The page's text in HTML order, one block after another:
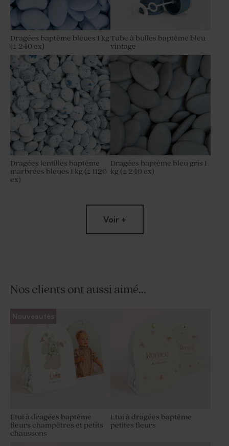
Dragées baptême bleues 1 kg
(± 240 ex)
Tube à bulles baptême bleu
vintage
Dragées lentilles baptême
marbrées bleues 1 kg (± 1120
ex)
Dragées baptême bleu gris 1
kg (± 240 ex)
Savon baptême à graver -
Parfum fleur de sel
Sucette baptême arc-en-ciel
Voir +
Nos clients ont aussi aimé...
Nouveautés
Etui à dragées baptême
fleurs champêtres et petits
chaussons
Etui à dragées baptême
petites fleurs